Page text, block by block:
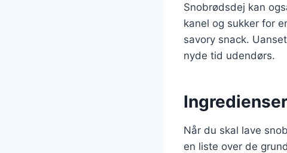
Snobrødsdej kan
kanel og sukker for
savory snack.
nyde tid udendørs.
Når du skal lave
en liste over de